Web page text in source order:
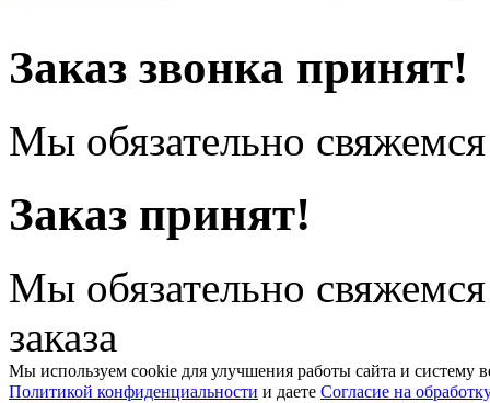
Заказ звонка принят!
Мы обязательно
Заказ принят!
Мы обязательно
заказа
Мы используем cookie для улучшения работы сайта и систему
Политикой конфиденциальности и даете Согласие на